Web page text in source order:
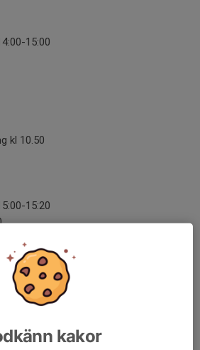
15:00
kl 10.50
15:20
kommer! Det ska bli kul att ses!!!
Maximus, Valter och Lukas
kakor